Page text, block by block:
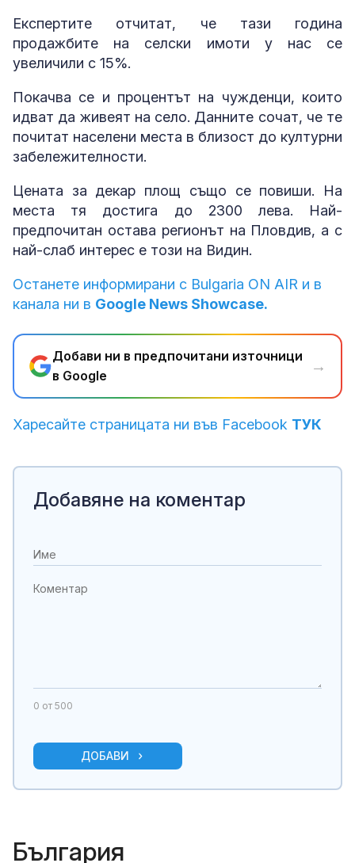
Експертите отчитат, че тази година
продажбите на селски имоти у нас се
увеличили с 15%.
Покачва се и процентът на чужденци, които
идват да живеят на село. Данните сочат, че те
почитат населени места в близост до културни
забележителности.
Цената за декар площ също се повиши. На
места тя достига до 2300 лева. Най-
предпочитан остава регионът на Пловдив, а с
най-слаб интерес е този на Видин.
Останете информирани с Bulgaria ON AIR и в
канала ни в Google News Showcase.
Добави ни в предпочитани източници
в Google
→
Харесайте страницата ни във Facebook ТУК
Добавяне на коментар
0 от 500
ДОБАВИ
България